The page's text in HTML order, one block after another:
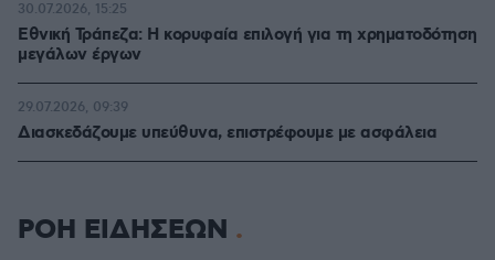
Εθνική Τράπεζα: Η κορυφαία επιλογή για τη χρηματοδότηση
μεγάλων έργων
30.07.2026, 15:25
Διασκεδάζουμε υπεύθυνα, επιστρέφουμε με ασφάλεια
29.07.2026, 09:39
ΡΟΗ ΕΙΔΗΣΕΩΝ